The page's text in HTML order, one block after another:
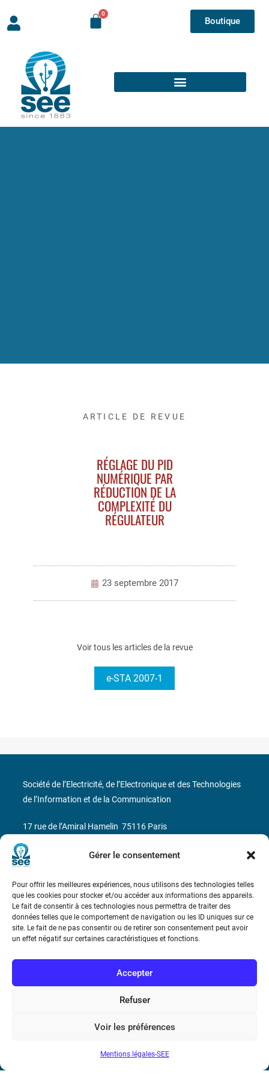
Gérer le consentement
Pour offrir les meilleures expériences, nous utilisons des technologies telles
que les cookies pour stocker et/ou accéder aux informations des appareils.
Le fait de consentir à ces technologies nous permettra de traiter des
données telles que le comportement de navigation ou les ID uniques sur ce
site. Le fait de ne pas consentir ou de retirer son consentement peut avoir
un effet négatif sur certaines caractéristiques et fonctions.
Accepter
Refuser
Voir les préférences
Mentions légales-SEE
Boutique
ARTICLE DE REVUE
RÉGLAGE DU PID
NUMÉRIQUE PAR
RÉDUCTION DE LA
COMPLEXITÉ DU
RÉGULATEUR
23 septembre 2017
Voir tous les articles de la revue
e-STA 2007-1
Marie Ampère
Conditions Générales de Vente
Mentions légales
Société de l’Electricité, de l’Electronique et des Technologies
de l’Information et de la Communication
17 rue de l’Amiral Hamelin 75116 Paris
Métro : « Boissière » Ligne 6 et « Iéna » Ligne 9
Téléphone : (+33) 1 56 90 37 17
N° de SIREN : 785 393 232, Code APE : 9412Z TVA intra-
communautaire : FR44 785 393 232